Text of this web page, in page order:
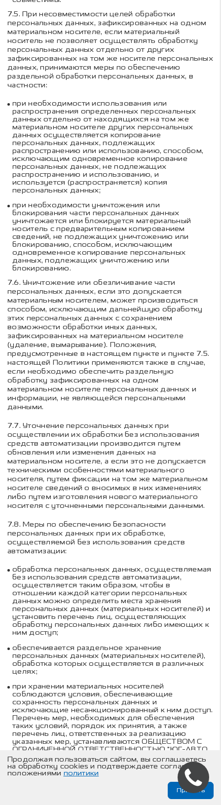
7.5. При несовместимости целей обработки
персональных данных, зафиксированных на одном
материальном носителе, если материальный
носитель не позволяет осуществлять обработку
персональных данных отдельно от других
зафиксированных на том же носителе персональных
данных, принимаются меры по обеспечению
раздельной обработки персональных данных, в
частности:
при необходимости использования или
распространения определенных персональных
данных отдельно от находящихся на том же
материальном носителе других персональных
данных осуществляется копирование
персональных данных, подлежащих
распространению или использованию, способом,
исключающим одновременное копирование
персональных данных, не подлежащих
распространению и использованию, и
используется (распространяется) копия
персональных данных;
при необходимости уничтожения или
блокирования части персональных данных
уничтожается или блокируется материальный
носитель с предварительным копированием
сведений, не подлежащих уничтожению или
блокированию, способом, исключающим
одновременное копирование персональных
данных, подлежащих уничтожению или
блокированию.
7.6. Уничтожение или обезличивание части
персональных данных, если это допускается
материальным носителем, может производиться
способом, исключающим дальнейшую обработку
этих персональных данных с сохранением
возможности обработки иных данных,
зафиксированных на материальном носителе
(удаление, вымарывание). Положения,
предусмотренные в настоящем пункте и пункте 7.5.
настоящей Политики применяются также в случае,
если необходимо обеспечить раздельную
обработку зафиксированных на одном
материальном носителе персональных данных и
информации, не являющейся персональными
данными.
7.7. Уточнение персональных данных при
осуществлении их обработки без использования
средств автоматизации производится путем
обновления или изменения данных на
материальном носителе, а если это не допускается
техническими особенностями материального
носителя, путем фиксации на том же материальном
носителе сведений о вносимых в них изменениях
либо путем изготовления нового материального
носителя с уточненными персональными данными.
7.8. Меры по обеспечению безопасности
персональных данных при их обработке,
осуществляемой без использования средств
автоматизации:
обработка персональных данных, осуществляемая
без использования средств автоматизации,
осуществляется таким образом, чтобы в
отношении каждой категории персональных
данных можно определить места хранения
персональных данных (материальных носителей) и
установить перечень лиц, осуществляющих
обработку персональных данных либо имеющих к
ним доступ;
обеспечивается раздельное хранение
персональных данных (материальных носителей),
обработка которых осуществляется в различных
целях;
при хранении материальных носителей
соблюдаются условия, обеспечивающие
сохранность персональных данных и
исключающие несанкционированный к ним доступ.
Перечень мер, необходимых для обеспечения
таких условий, порядок их принятия, а также
перечень лиц, ответственных за реализацию
указанных мер, устанавливаютсяОБЩЕСТВОМ С
ОГРАНИЧЕННОЙ ОТВЕТСТВЕННОСТЬЮ "ЮГ-АВТО
ХОЛДИНГ" .
Продолжая пользоваться сайтом, вы соглашаетесь
на обработку cookies и подтверждаете согласие с
положениями политики
Принять